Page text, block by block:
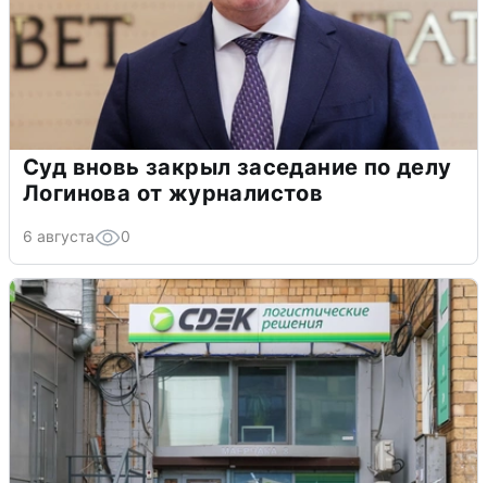
Суд вновь закрыл заседание по делу
Логинова от журналистов
6 августа 0